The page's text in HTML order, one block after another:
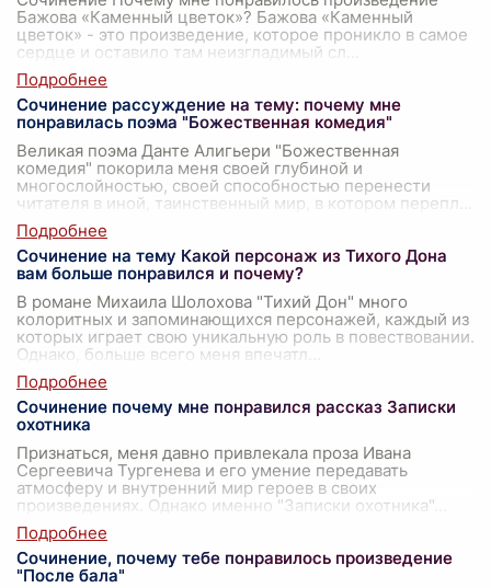
Бажова «Каменный цветок»? Бажова «Каменный
цветок» - это произведение, которое проникло в самое
сердце и оставило там неизгладимый сл
Сочинение рассуждение на тему: почему мне
понравилась поэма "Божественная комедия"
Великая поэма Данте Алигьери "Божественная
комедия" покорила меня своей глубиной и
многослойностью, своей способностью перенести
читателя в иной, таинственный мир, в котором перепл
Сочинение на тему Какой персонаж из Тихого Дона
вам больше понравился и почему?
В романе Михаила Шолохова "Тихий Дон" много
колоритных и запоминающихся персонажей, каждый из
которых играет свою уникальную роль в повествовании.
Однако, больше всего меня впечатл
Сочинение почему мне понравился рассказ Записки
охотника
Признаться, меня давно привлекала проза Ивана
Сергеевича Тургенева и его умение передавать
атмосферу и внутренний мир героев в своих
произведениях. Однако именно "Записки охотника"
Сочинение, почему тебе понравилось произведение
"После бала"